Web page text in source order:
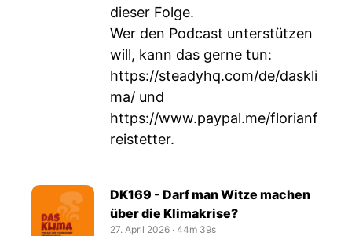
dieser Folge.
Wer den Podcast unterstützen
will, kann das gerne tun:
https://steadyhq.com/de/daskli
ma/ und
https://www.paypal.me/florianf
reistetter.
DK169 - Darf man Witze machen
über die Klimakrise?
27. April 2026 ‧ 44m 39s